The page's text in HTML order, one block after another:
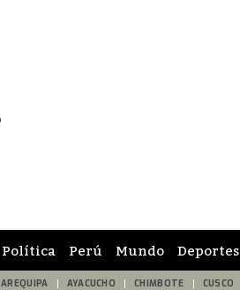
Política Perú Mundo Deportes
AREQUIPA AYACUCHO CHIMBOTE CUSCO